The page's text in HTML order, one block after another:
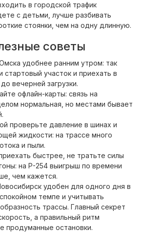
в городской трафик
с детьми, лучше разбивать
стоянки, чем на одну длинную.
советы
удобнее ранним утром: так
стартовый участок и приехать в
вечерней загрузки.
офлайн-карты: связь на
нормальная, но местами бывает
проверьте давление в шинах и
жидкости: на трассе много
и пыли.
быстрее, не тратьте силы
на Р-254 выигрыш по времени
чем кажется.
удобен для одного дня в
темпе и учитывать
трассы. Главный секрет
а правильный ритм
продуманные остановки.